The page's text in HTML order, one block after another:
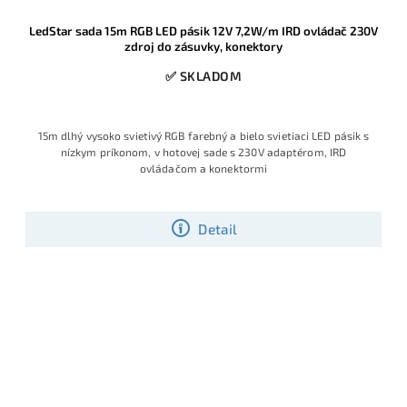
LedStar sada 15m RGB LED pásik 12V 7,2W/m IRD ovládač 230V
zdroj do zásuvky, konektory
✅ SKLADOM
Detail
15m dlhý vysoko svietivý RGB farebný a bielo svietiaci LED pásik s
nízkym príkonom, v hotovej sade s 230V adaptérom, IRD
ovládačom a konektormi